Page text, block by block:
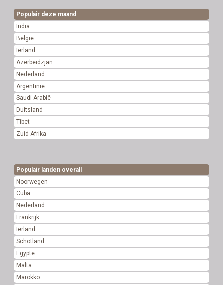
Populair deze maand
India
België
Ierland
Azerbeidzjan
Nederland
Argentinië
Saudi-Arabië
Duitsland
Tibet
Zuid Afrika
Populair landen overall
Noorwegen
Cuba
Nederland
Frankrijk
Ierland
Schotland
Egypte
Malta
Marokko